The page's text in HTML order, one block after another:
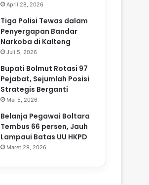
April 28, 2026
Tiga Polisi Tewas dalam
Penyergapan Bandar
Narkoba di Kalteng
Juli 5, 2026
Bupati Bolmut Rotasi 97
Pejabat, Sejumlah Posisi
Strategis Berganti
Mei 5, 2026
Belanja Pegawai Boltara
Tembus 66 persen, Jauh
Lampaui Batas UU HKPD
Maret 29, 2026